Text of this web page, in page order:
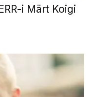
i Märt Koigi